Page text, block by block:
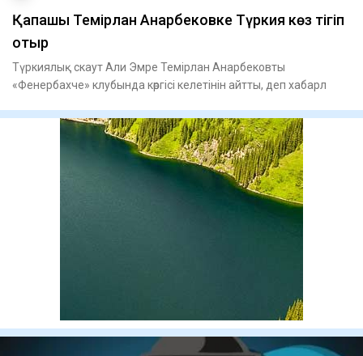
Қақпашы Темірлан Анарбековке Түркия көз тігіп
отыр
Түркиялық скаут Али Эмре Темірлан Анарбековты
«Фенербахче» клубында көргісі келетінін айтты, деп хабарл